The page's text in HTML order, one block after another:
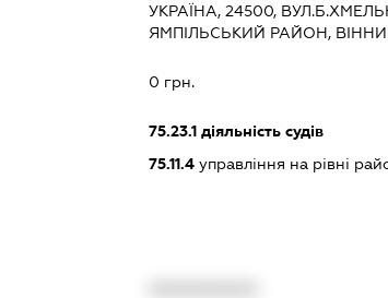
УКРАЇНА, 24500,
ЯМПІЛЬСЬКИЙ РАЙОН,
0 грн.
75.23.1 діяльність судів
75.11.4 управління на рівні